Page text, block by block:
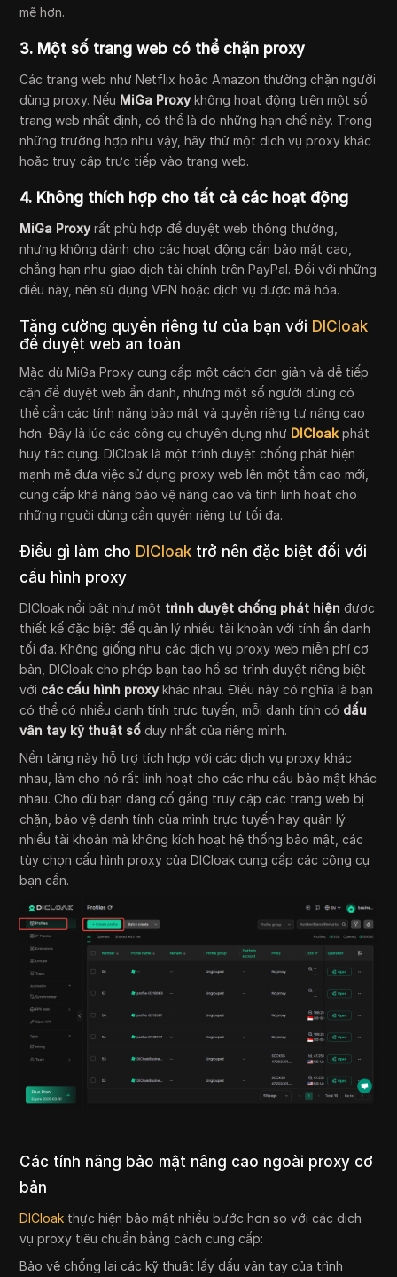
mẽ hơn.
3. Một số trang web có thể chặn proxy
Các trang web như Netflix hoặc Amazon thường chặn người
dùng proxy. Nếu MiGa Proxykhông hoạt động trên một số
trang web nhất định, có thể là do những hạn chế này. Trong
những trường hợp như vậy, hãy thử một dịch vụ proxy khác
hoặc truy cập trực tiếp vào trang web.
4. Không thích hợp cho tất cả các hoạt động
MiGa Proxyrất phù hợp để duyệt web thông thường,
nhưng không dành cho các hoạt động cần bảo mật cao,
chẳng hạn như giao dịch tài chính trên PayPal. Đối với những
điều này, nên sử dụng VPN hoặc dịch vụ được mã hóa.
Tăng cường quyền riêng tư của bạn với DICloak
để duyệt web an toàn
Mặc dù MiGa Proxy cung cấp một cách đơn giản và dễ tiếp
cận để duyệt web ẩn danh, nhưng một số người dùng có
thể cần các tính năng bảo mật và quyền riêng tư nâng cao
hơn. Đây là lúc các công cụ chuyên dụng như DICloakphát
huy tác dụng. DICloak là một trình duyệt chống phát hiện
mạnh mẽ đưa việc sử dụng proxy web lên một tầm cao mới,
cung cấp khả năng bảo vệ nâng cao và tính linh hoạt cho
những người dùng cần quyền riêng tư tối đa.
Điều gì làm cho DICloak trở nên đặc biệt đối với
cấu hình proxy
DICloak nổi bật như một trình duyệt chống phát hiện được
thiết kế đặc biệt để quản lý nhiều tài khoản với tính ẩn danh
tối đa. Không giống như các dịch vụ proxy web miễn phí cơ
bản, DICloak cho phép bạn tạo hồ sơ trình duyệt riêng biệt
với các cấu hình proxykhác nhau. Điều này có nghĩa là bạn
có thể có nhiều danh tính trực tuyến, mỗi danh tính có dấu
vân tay kỹ thuật số duy nhất của riêng mình.
Nền tảng này hỗ trợ tích hợp với các dịch vụ proxy khác
nhau, làm cho nó rất linh hoạt cho các nhu cầu bảo mật khác
nhau. Cho dù bạn đang cố gắng truy cập các trang web bị
chặn, bảo vệ danh tính của mình trực tuyến hay quản lý
nhiều tài khoản mà không kích hoạt hệ thống bảo mật, các
tùy chọn cấu hình proxy của DICloak cung cấp các công cụ
bạn cần.
Các tính năng bảo mật nâng cao ngoài proxy cơ
bản
DICloak thực hiện bảo mật nhiều bước hơn so với các dịch
vụ proxy tiêu chuẩn bằng cách cung cấp:
Bảo vệ chống lại các kỹ thuật lấy dấu vân tay của trình